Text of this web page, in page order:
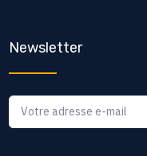
Newsletter